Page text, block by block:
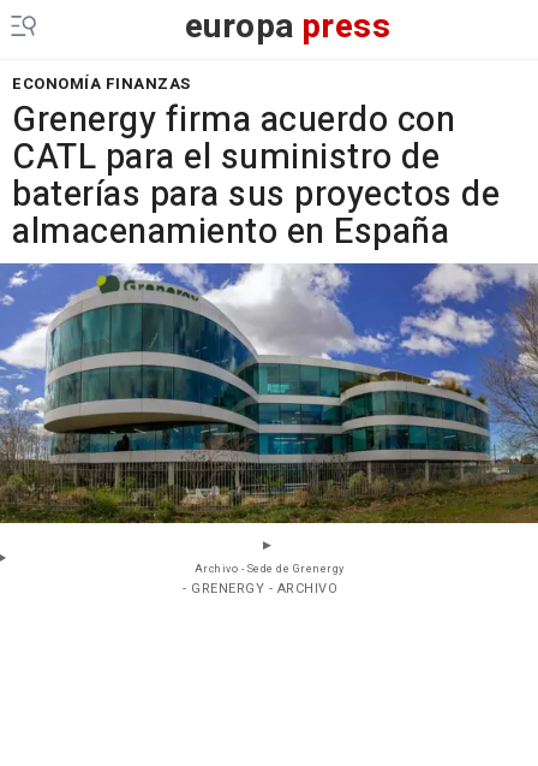
europa press
ECONOMÍA FINANZAS
Grenergy firma acuerdo con
CATL para el suministro de
baterías para sus proyectos de
almacenamiento en España
Archivo - Sede de Grenergy
- GRENERGY - ARCHIVO